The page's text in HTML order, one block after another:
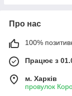
Про нас
100%
Працює з
м. Харків
провулок